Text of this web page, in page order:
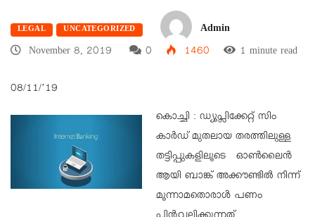
LEGAL UNCATEGORIZED
Admin
November 8, 2019
0 1460 1 minute read
08/11/’19
കൊച്ചി : ഡ്യൂപ്ലിക്കേറ്റ് സിം
കാർഡ് മുതലായ തരത്തിലുള്ള
തട്ടിപ്പുകളിലൂടെ ഓൺലൈൻ
ആയി ബാങ്ക് അക്കൗണ്ടിൽ നിന്ന്
മൂന്നാമതൊരാൾ പണം